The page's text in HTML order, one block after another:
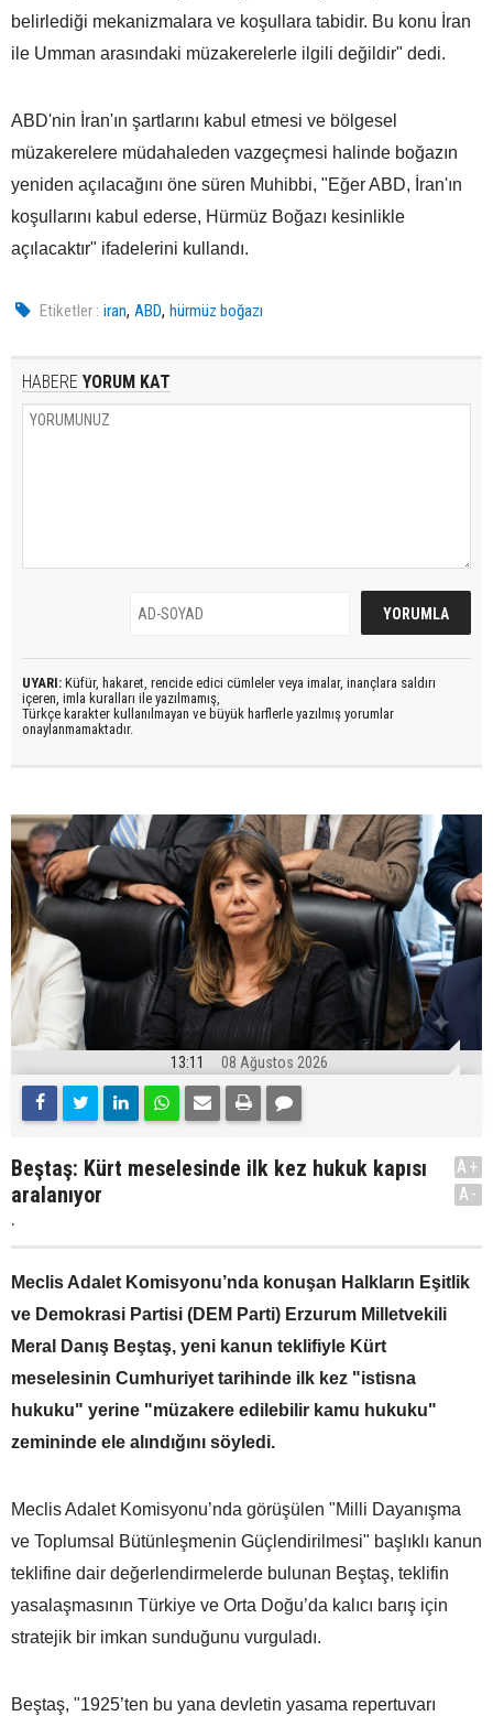
belirlediği mekanizmalara ve koşullara tabidir. Bu konu İran
ile Umman arasındaki müzakerelerle ilgili değildir" dedi.
ABD'nin İran'ın şartlarını kabul etmesi ve bölgesel
müzakerelere müdahaleden vazgeçmesi halinde boğazın
yeniden açılacağını öne süren Muhibbi, "Eğer ABD, İran'ın
koşullarını kabul ederse, Hürmüz Boğazı kesinlikle
açılacaktır" ifadelerini kullandı.
Etiketler : iran,ABD,hürmüz boğazı
HABERE YORUM KAT
UYARI: Küfür, hakaret, rencide edici cümleler veya imalar, inançlara saldırı
içeren, imla kuralları ile yazılmamış,
Türkçe karakter kullanılmayan ve büyük harflerle yazılmış yorumlar
onaylanmamaktadır.
13:11 08 Ağustos 2026
Beştaş: Kürt meselesinde ilk kez hukuk kapısı
aralanıyor
.
A+
A-
Meclis Adalet Komisyonu’nda konuşan Halkların Eşitlik
ve Demokrasi Partisi (DEM Parti) Erzurum Milletvekili
Meral Danış Beştaş, yeni kanun teklifiyle Kürt
meselesinin Cumhuriyet tarihinde ilk kez "istisna
hukuku" yerine "müzakere edilebilir kamu hukuku"
zemininde ele alındığını söyledi.
Meclis Adalet Komisyonu’nda görüşülen "Milli Dayanışma
ve Toplumsal Bütünleşmenin Güçlendirilmesi" başlıklı kanun
teklifine dair değerlendirmelerde bulunan Beştaş, teklifin
yasalaşmasının Türkiye ve Orta Doğu’da kalıcı barış için
stratejik bir imkan sunduğunu vurguladı.
Beştaş, "1925’ten bu yana devletin yasama repertuvarı